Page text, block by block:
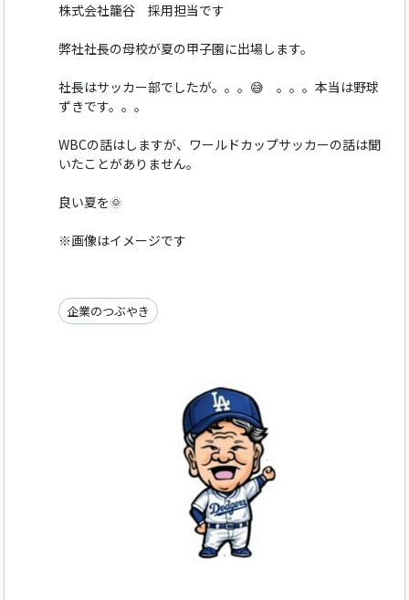
株式会社籠谷 採用担当です
弊社社長の母校が夏の甲子園に出場します。
社長はサッカー部でしたが。。。😅 。。。本当は野球
ずきです。。。
WBCの話はしますが、ワールドカップサッカーの話は聞
いたことがありません。
良い夏を🌞
※画像はイメージです
企業のつぶやき